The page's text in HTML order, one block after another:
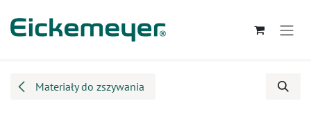
Materiały do zszywania